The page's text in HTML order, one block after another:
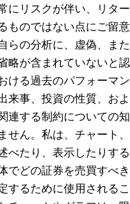
にリスクが伴い、リター
ものではない点にご留意
らの分析に、虚偽、また
略が含まれていないと認
ける過去のパフォーマン
来事、投資の性質、およ
連する制約についての知
ん。私は、チャート、
べたり、表示したりする
でどの証券を売買すべき
するために使用されるこ